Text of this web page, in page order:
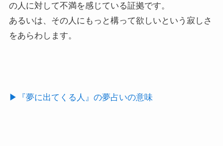
の人に対して不満を感じている証拠です。
あるいは、その人にもっと構って欲しいという寂しさ
をあらわします。
▶︎『夢に出てくる人』の夢占いの意味